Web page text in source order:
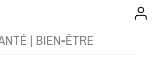
| BIEN-ÊTRE